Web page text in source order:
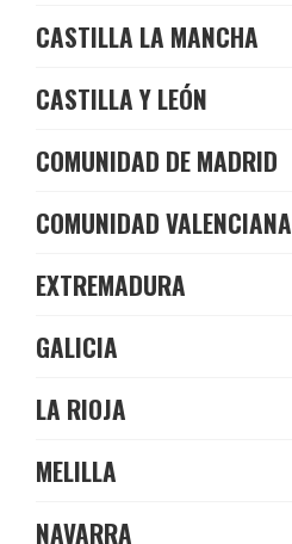
CASTILLA LA MANCHA
CASTILLA Y LEÓN
COMUNIDAD DE MADRID
COMUNIDAD VALENCIANA
EXTREMADURA
GALICIA
LA RIOJA
MELILLA
NAVARRA